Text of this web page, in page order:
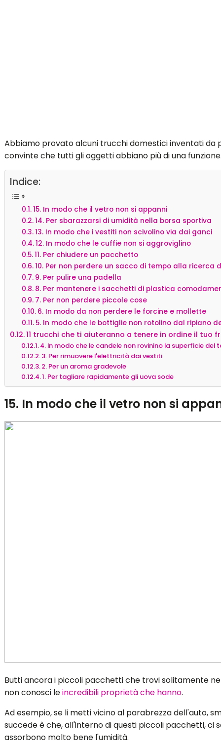
Abbiamo provato alcuni trucchi domestici inventati da
convinte che tutti gli oggetti abbiano più di una
Indice:
15. In modo che il vetro non si appanni
14. Per sbarazzarsi di umidità nella borsa sportiva
13. In modo che i vestiti non scivolino via dai ganci
12. In modo che le cuffie non si aggroviglino
11. Per chiudere un pacchetto
10. Per non perdere un sacco di tempo alla ricerca
9. Per pulire una padella
8. Per mantenere i sacchetti di plastica
7. Per non perdere piccole cose
6. In modo da non perdere le forcine e mollette
5. In modo che le bottiglie non rotolino dal ripiano
11 trucchi che ti aiuteranno a tenere in ordine il tuo
4. In modo che le candele non rovinino la superficie del
3. Per rimuovere l'elettricità dai vestiti
2. Per un aroma gradevole
1. Per tagliare rapidamente gli uova sode
15. In modo che il vetro non si
Butti ancora i piccoli pacchetti che trovi solitamente
non conosci leincredibili proprietà che hanno.
Ad esempio, se li metti vicino al parabrezza dell'auto,
succede è che, all'interno di questi piccoli pacchetti, ci
assorbono molto bene l'umidità.